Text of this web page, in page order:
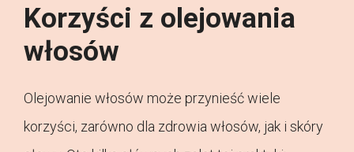
Korzyści z olejowania
włosów
Olejowanie włosów może przynieść wiele
korzyści, zarówno dla zdrowia włosów, jak i skóry